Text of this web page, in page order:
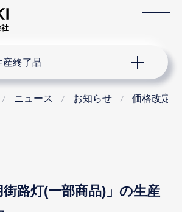
産終了品
ニュース お知らせ 価格改定
街路灯(一部商品)」の生産